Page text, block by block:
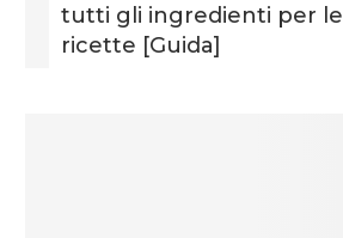
tutti gli ingredienti per le
ricette [Guida]